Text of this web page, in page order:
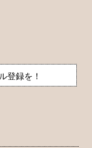
登録を！